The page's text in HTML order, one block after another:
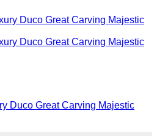
Duco Great Carving Majestic